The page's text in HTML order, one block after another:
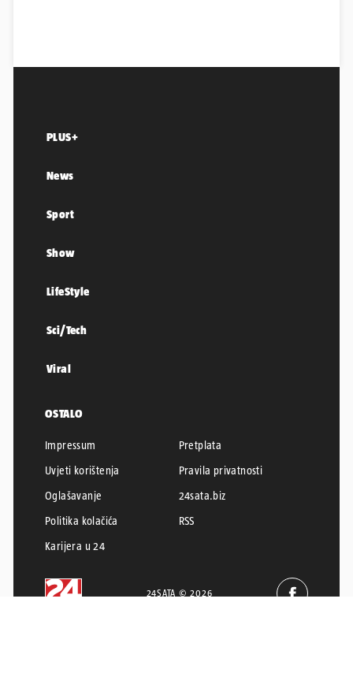
PLUS+
News
Sport
Show
LifeStyle
Sci/Tech
Viral
OSTALO
Impressum
Pretplata
Uvjeti korištenja
Pravila privatnosti
Oglašavanje
24sata.biz
Politika kolačića
RSS
Karijera u 24
24SATA © 2026